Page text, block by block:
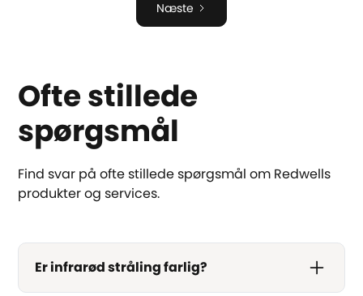
Næste
Ofte stillede
spørgsmål
Find svar på ofte stillede spørgsmål om Redwells
produkter og services.
Er infrarød stråling farlig?